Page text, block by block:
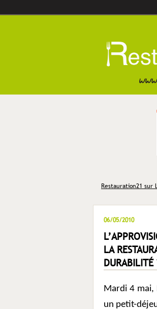
Restauration21 sur
06/05/2010
LA
DURABILITÉ
Mardi 4 mai,
un petit-